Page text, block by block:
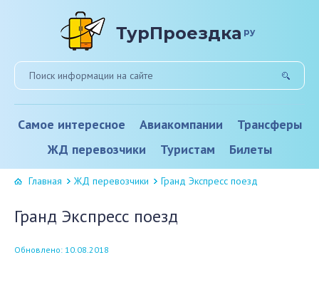
ТурПроездка ру
Самое интересное Авиакомпании
Трансферы
ЖД перевозчики
Туристам Билеты
Главная ЖД перевозчики Гранд Экспресс поезд
Гранд Экспресс поезд
Обновлено: 10.08.2018